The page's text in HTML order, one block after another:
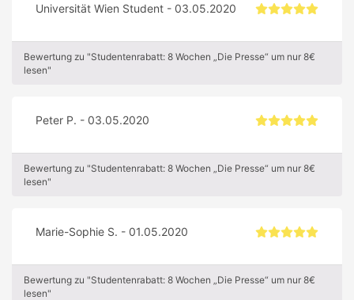
Universität Wien Student - 03.05.2020
Bewertung zu "Studentenrabatt: 8 Wochen „Die Presse“ um nur 8€
lesen"
Peter P. - 03.05.2020
Bewertung zu "Studentenrabatt: 8 Wochen „Die Presse“ um nur 8€
lesen"
Marie-Sophie S. - 01.05.2020
Bewertung zu "Studentenrabatt: 8 Wochen „Die Presse“ um nur 8€
lesen"